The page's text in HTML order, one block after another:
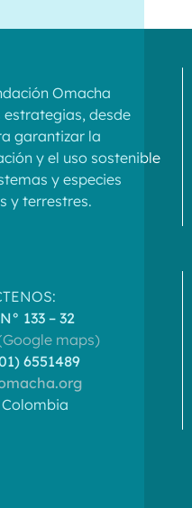
Omacha
estrategias, desde
garantizar la
y el uso sostenible
y especies
y terrestres.
133 – 32
maps)
6551489